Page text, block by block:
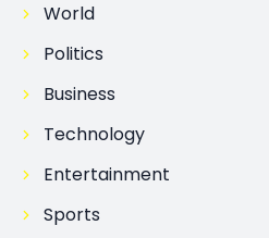
World
Politics
Business
Technology
Entertainment
Sports